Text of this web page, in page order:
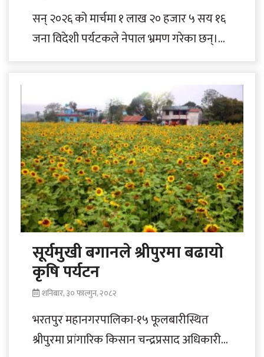
सन् २०२६ को मार्चमा १ लाख २० हजार ५ सय १६
जना विदेशी पर्यटकले नेपाल भ्रमण गरेका छन्।
सूर्यमुखी बगानले श्रीपुरमा बढायो
कृषि पर्यटन
शनिबार, ३० फाल्गुन, २०८२
भरतपुर महानगरपालिका-१५ फूलबारीस्थित
श्रीपुरमा प्रांगारिक किसान चन्द्रप्रसाद अधिकारीले